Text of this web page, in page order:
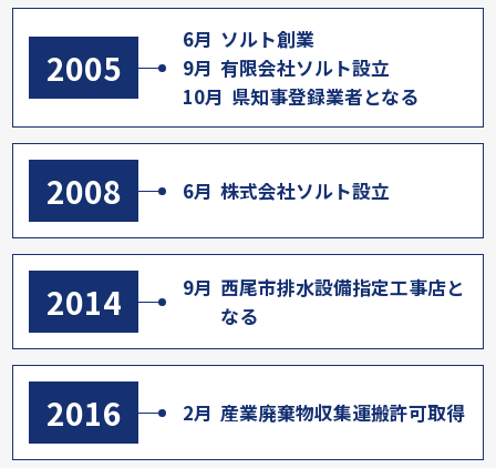
2005
6月 ソルト創業
9月 有限会社ソルト設立
10月 県知事登録業者となる
2008 6月 株式会社ソルト設立
2014 9月 西尾市排水設備指定工事店と
なる
2016 2月 産業廃棄物収集運搬許可取得